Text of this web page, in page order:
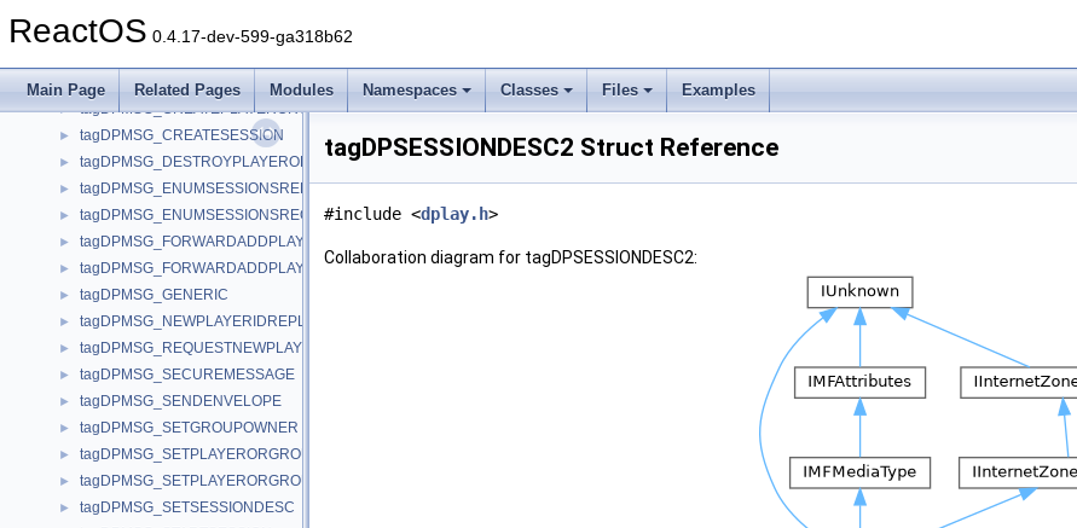
ReactOS 0.4.17-dev-599-ga318b62
Main Page Related Pages Modules Namespaces Classes Files Examples
► tagDPMSG_ADDGROUPTOGROUP
► tagDPMSG_CHAT
► tagDPMSG_CREATEPLAYERORGROUP
► tagDPMSG_CREATESESSION
► tagDPMSG_DESTROYPLAYERORGROUP
► tagDPMSG_ENUMSESSIONSREPLY
► tagDPMSG_ENUMSESSIONSREQUEST
► tagDPMSG_FORWARDADDPLAYER
► tagDPMSG_FORWARDADDPLAYERNACK
► tagDPMSG_GENERIC
► tagDPMSG_NEWPLAYERIDREPLY
► tagDPMSG_REQUESTNEWPLAYERID
► tagDPMSG_SECUREMESSAGE
► tagDPMSG_SENDENVELOPE
► tagDPMSG_SETGROUPOWNER
► tagDPMSG_SETPLAYERORGROUPDATA
► tagDPMSG_SETPLAYERORGROUPNAME
► tagDPMSG_SETSESSIONDESC
tagDPSESSIONDESC2 Struct Reference
#include <dplay.h>
Collaboration diagram for tagDPSESSIONDESC2: